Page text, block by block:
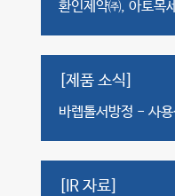
환인제약㈜, 아토목
[제품 소식]
바렙톨서방정 - 사
[IR 자료]